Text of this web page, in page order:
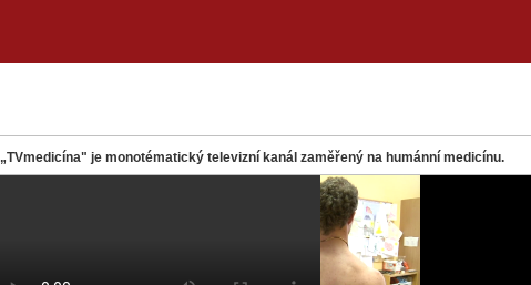
„TVmedicína" je monotématický televizní kanál zaměřený na humánní medicínu.